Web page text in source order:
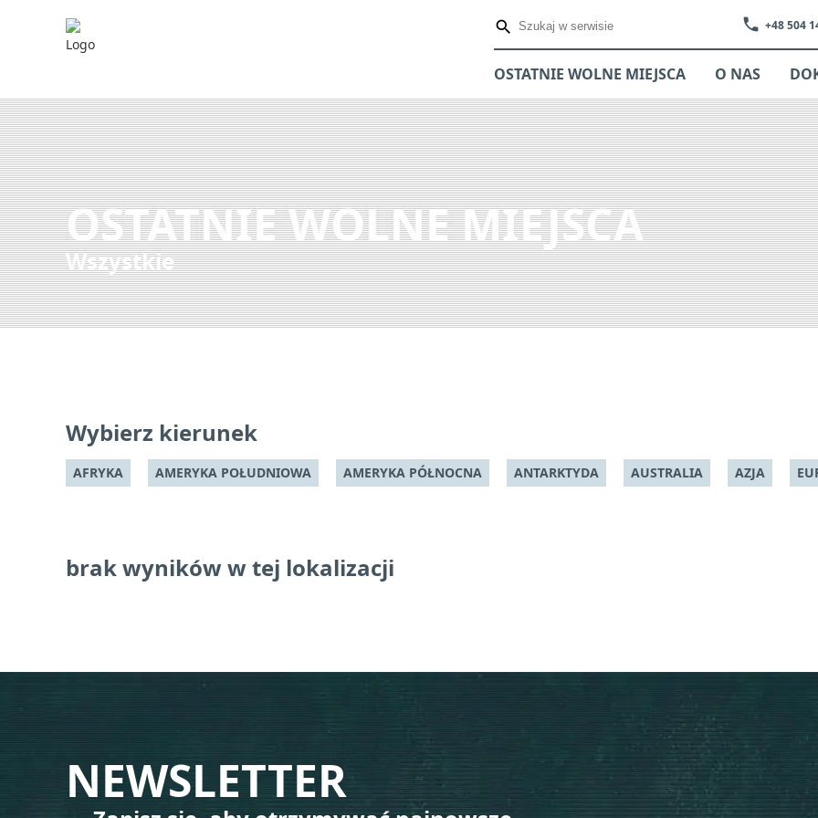
phone +48 504
OSTATNIE WOLNE MIEJSCA O NAS
OSTATNIE WOLNE MIEJSCA
Wszystkie
Wybierz kierunek
AFRYKA AMERYKA POŁUDNIOWA AMERYKA PÓŁNOCNA ANTARKTYDA AUSTRALIA AZJA
brak wyników w tej lokalizacji
NEWSLETTER